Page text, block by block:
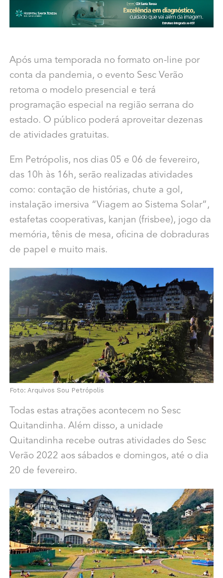
Após uma temporada no formato on-line por
conta da pandemia, o evento Sesc Verão
retoma o modelo presencial e terá
programação especial na região serrana do
estado. O público poderá aproveitar dezenas
de atividades gratuitas.
Em Petrópolis, nos dias 05 e 06 de fevereiro,
das 10h às 16h, serão realizadas atividades
como: contação de histórias, chute a gol,
instalação imersiva “Viagem ao Sistema Solar”,
estafetas cooperativas, kanjan (frisbee), jogo da
memória, tênis de mesa, oficina de dobraduras
de papel e muito mais.
Foto: Arquivos Sou Petrópolis
Todas estas atrações acontecem no Sesc
Quitandinha. Além disso, a unidade
Quitandinha recebe outras atividades do Sesc
Verão 2022 aos sábados e domingos, até o dia
20 de fevereiro.